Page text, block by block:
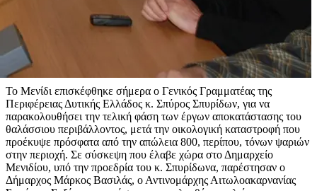
Το Μενίδι επισκέφθηκε σήμερα ο Γενικός Γραμματέας της
Περιφέρειας Δυτικής Ελλάδος κ. Σπύρος Σπυρίδων, για να
παρακολουθήσει την τελική φάση των έργων αποκατάστασης του
θαλάσσιου περιβάλλοντος, μετά την οικολογική καταστροφή που
προέκυψε πρόσφατα από την απώλεια 800, περίπου, τόνων ψαριών
στην περιοχή. Σε σύσκεψη που έλαβε χώρα στο Δημαρχείο
Μενιδίου, υπό την προεδρία του κ. Σπυρίδωνα, παρέστησαν ο
Δήμαρχος Μάρκος Βασιλάς, ο Αντινομάρχης Αιτωλοακαρνανίας